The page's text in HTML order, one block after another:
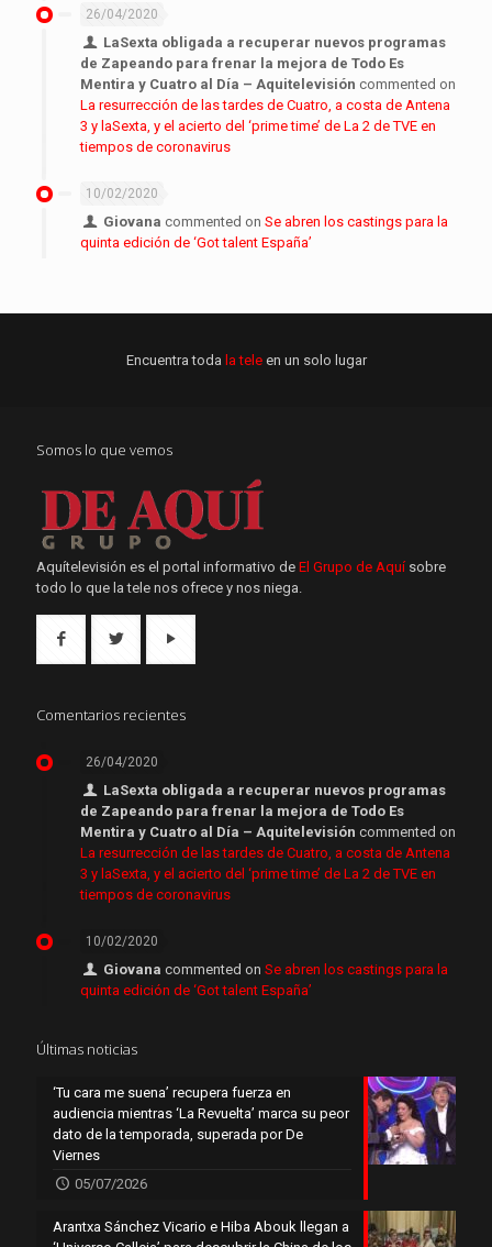
26/04/2020
LaSexta obligada a recuperar nuevos programas
de Zapeando para frenar la mejora de Todo Es
Mentira y Cuatro al Día – Aquitelevisión commented on
La resurrección de las tardes de Cuatro, a costa de Antena
3 y laSexta, y el acierto del ‘prime time’ de La 2 de TVE en
tiempos de coronavirus
10/02/2020
Giovana commented onSe abren los castings para la
quinta edición de ‘Got talent España’
Encuentra toda la tele en un solo lugar
Somos lo que vemos
Aquítelevisión es el portal informativo de El Grupo de Aquí sobre
todo lo que la tele nos ofrece y nos niega.
Comentarios recientes
26/04/2020
LaSexta obligada a recuperar nuevos programas
de Zapeando para frenar la mejora de Todo Es
Mentira y Cuatro al Día – Aquitelevisión commented on
La resurrección de las tardes de Cuatro, a costa de Antena
3 y laSexta, y el acierto del ‘prime time’ de La 2 de TVE en
tiempos de coronavirus
10/02/2020
Giovana commented onSe abren los castings para la
quinta edición de ‘Got talent España’
Últimas noticias
‘Tu cara me suena’ recupera fuerza en
audiencia mientras ‘La Revuelta’ marca su peor
dato de la temporada, superada por De
Viernes
05/07/2026
Arantxa Sánchez Vicario e Hiba Abouk llegan a